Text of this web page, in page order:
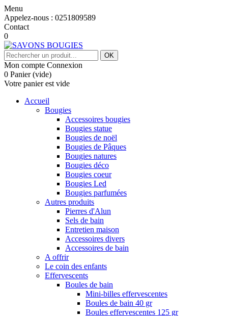
Menu
Appelez-nous : 0251809589
Contact
0
OK
Mon compte Connexion
0 Panier (vide)
Votre panier est vide
Accueil
Bougies
Accessoires bougies
Bougies statue
Bougies de noël
Bougies de Pâques
Bougies natures
Bougies déco
Bougies coeur
Bougies Led
Bougies parfumées
Autres produits
Pierres d'Alun
Sels de bain
Entretien maison
Accessoires divers
Accessoires de bain
A offrir
Le coin des enfants
Effervescents
Boules de bain
Mini-billes effervescentes
Boules de bain 40 gr
Boules effervescentes 125 gr